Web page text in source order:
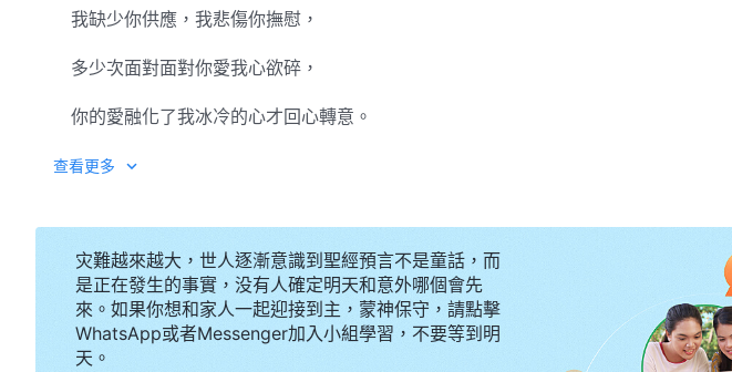
我缺少你供應，我悲傷你撫慰，
多少次面對面對你愛我心欲碎，
你的愛融化了我冰冷的心才回心轉意。
我曾多少次冷落你，多少次使你傷心難過，
你對人情意濃，為何換來你心悲痛，
只恨肉體太悖逆，只恨被撒但敗壞太深，
污穢不堪不配見你面，深覺我不配愛你。
查看更多
灾難越來越大，世人逐漸意識到聖經預言不是童話，而
是正在發生的事實，没有人確定明天和意外哪個會先
來。如果你想和家人一起迎接到主，蒙神保守，請點擊
WhatsApp或者Messenger加入小組學習，不要等到明
天。